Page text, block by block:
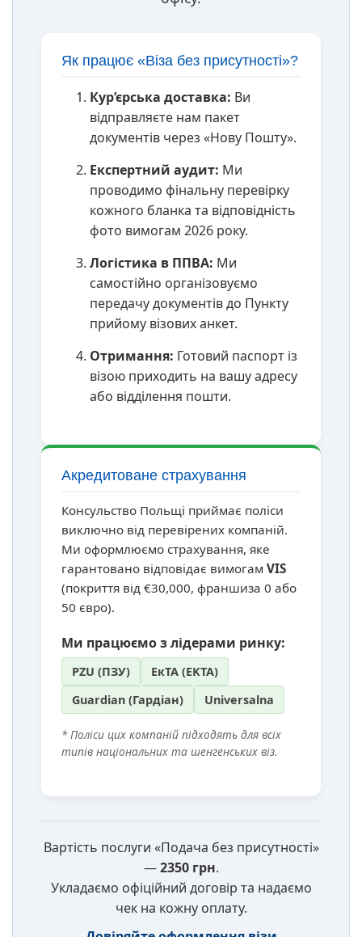
Як працює «Віза без присутності»?
Кур’єрська доставка: Ви
відправляєте нам пакет
документів через «Нову Пошту».
Експертний аудит: Ми
проводимо фінальну перевірку
кожного бланка та відповідність
фото вимогам 2026 року.
Логістика в ППВА: Ми
самостійно організовуємо
передачу документів до Пункту
прийому візових анкет.
Отримання: Готовий паспорт із
візою приходить на вашу адресу
або відділення пошти.
Акредитоване страхування
Консульство Польщі приймає поліси
виключно від перевірених компаній.
Ми оформлюємо страхування, яке
гарантовано відповідає вимогам VIS
(покриття від €30,000, франшиза 0 або
50 євро).
Ми працюємо з лідерами ринку:
PZU (ПЗУ)
ЕкТА (EKTA)
Guardian (Гардіан)
Universalna
* Поліси цих компаній підходять для всіх
типів національних та шенгенських віз.
Вартість послуги «Подача без присутності»
—2350 грн.
Укладаємо офіційний договір та надаємо
чек на кожну оплату.